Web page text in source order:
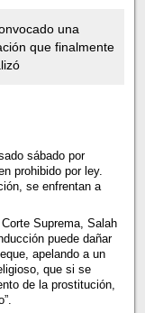
una
que finalmente
sábado por
prohibido por ley.
se enfrentan a
Suprema, Salah
puede dañar
apelando a un
que si se
de la prostitución,